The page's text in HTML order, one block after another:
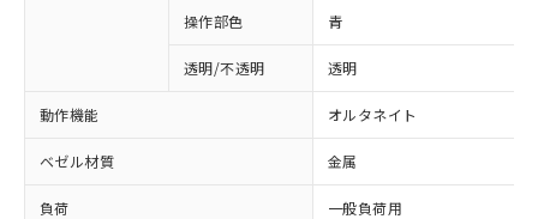
操作部色 青
透明/不透明 透明
動作機能 オルタネイト
ベゼル材質 金属
負荷 一般負荷用